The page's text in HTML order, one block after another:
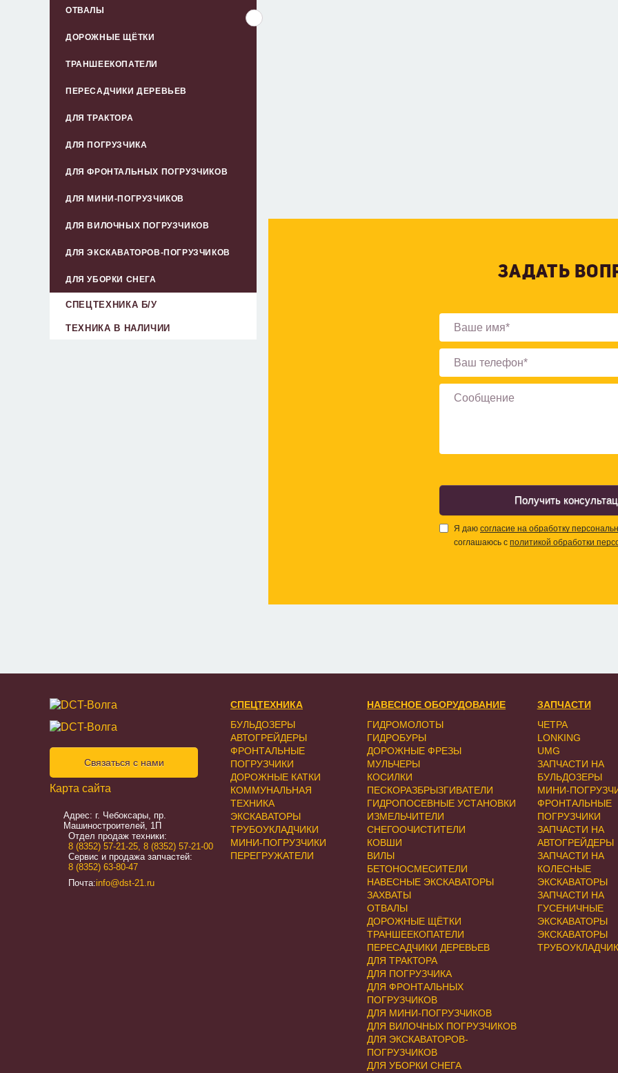
ОТВАЛЫ
ДОРОЖНЫЕ ЩЁТКИ
ТРАНШЕЕКОПАТЕЛИ
ПЕРЕСАДЧИКИ ДЕРЕВЬЕВ
ДЛЯ ТРАКТОРА
ДЛЯ ПОГРУЗЧИКА
ДЛЯ ФРОНТАЛЬНЫХ ПОГРУЗЧИКОВ
ДЛЯ МИНИ-ПОГРУЗЧИКОВ
ДЛЯ ВИЛОЧНЫХ ПОГРУЗЧИКОВ
ДЛЯ ЭКСКАВАТОРОВ-ПОГРУЗЧИКОВ
ДЛЯ УБОРКИ СНЕГА
СПЕЦТЕХНИКА Б/У
ТЕХНИКА В НАЛИЧИИ
ЗАДАТЬ
Получить
Я даю согласие на обработку
соглашаюсь с политикой обработки
Связаться с нами
Карта сайта
Адрес: г. Чебоксары, пр.
Машиностроителей, 1П
Отдел продаж техники:
8 (8352) 57-21-25, 8 (8352) 57-21-00
Сервис и продажа запчастей:
8 (8352) 63-80-47
Почта:info@dst-21.ru
СПЕЦТЕХНИКА
БУЛЬДОЗЕРЫ
АВТОГРЕЙДЕРЫ
ФРОНТАЛЬНЫЕ
ПОГРУЗЧИКИ
ДОРОЖНЫЕ КАТКИ
КОММУНАЛЬНАЯ
ТЕХНИКА
ЭКСКАВАТОРЫ
ТРУБОУКЛАДЧИКИ
МИНИ-ПОГРУЗЧИКИ
ПЕРЕГРУЖАТЕЛИ
НАВЕСНОЕ ОБОРУДОВАНИЕ
ГИДРОМОЛОТЫ
ГИДРОБУРЫ
ДОРОЖНЫЕ ФРЕЗЫ
МУЛЬЧЕРЫ
КОСИЛКИ
ПЕСКОРАЗБРЫЗГИВАТЕЛИ
ГИДРОПОСЕВНЫЕ УСТАНОВКИ
ИЗМЕЛЬЧИТЕЛИ
СНЕГООЧИСТИТЕЛИ
КОВШИ
ВИЛЫ
БЕТОНОСМЕСИТЕЛИ
НАВЕСНЫЕ ЭКСКАВАТОРЫ
ЗАХВАТЫ
ОТВАЛЫ
ДОРОЖНЫЕ ЩЁТКИ
ТРАНШЕЕКОПАТЕЛИ
ПЕРЕСАДЧИКИ ДЕРЕВЬЕВ
ДЛЯ ТРАКТОРА
ДЛЯ ПОГРУЗЧИКА
ДЛЯ ФРОНТАЛЬНЫХ
ПОГРУЗЧИКОВ
ДЛЯ МИНИ-ПОГРУЗЧИКОВ
ДЛЯ ВИЛОЧНЫХ ПОГРУЗЧИКОВ
ДЛЯ ЭКСКАВАТОРОВ-
ПОГРУЗЧИКОВ
ДЛЯ УБОРКИ СНЕГА
ЗАПЧАСТИ
ЧЕТРА
LONKING
UMG
ЗАПЧАСТИ НА
БУЛЬДОЗЕРЫ
МИНИ-
ФРОНТАЛЬНЫЕ
ПОГРУЗЧИКИ
ЗАПЧАСТИ НА
АВТОГРЕЙДЕРЫ
ЗАПЧАСТИ НА
КОЛЕСНЫЕ
ЭКСКАВАТОРЫ
ЗАПЧАСТИ НА
ГУСЕНИЧНЫЕ
ЭКСКАВАТОРЫ
ЭКСКАВАТОРЫ